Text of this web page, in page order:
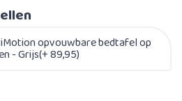
opvouwbare bedtafel op
- Grijs(+ 89,95)